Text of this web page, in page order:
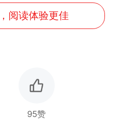
阅读体验更佳
95赞